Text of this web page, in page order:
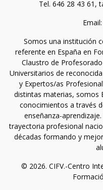
Tel. 646 28 43 61,
Somos una institución
referente en España en
Claustro de
Universitarios de
y Expertos/as
distintas materias, somos
conocimientos a través
enseñanza-
trayectoria profesional
décadas formando y
© 2026. CIFV.-Centro